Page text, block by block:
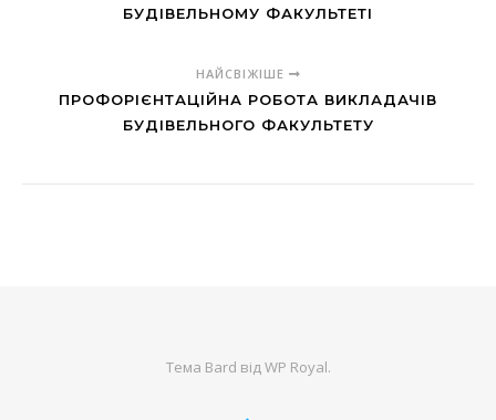
БУДІВЕЛЬНОМУ ФАКУЛЬТЕТІ
НАЙСВІЖІШЕ
ПРОФОРІЄНТАЦІЙНА РОБОТА ВИКЛАДАЧІВ
БУДІВЕЛЬНОГО ФАКУЛЬТЕТУ
Тема Bard відWP Royal.